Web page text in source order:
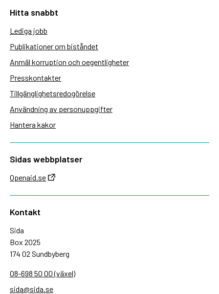
Hitta snabbt
Lediga jobb
Publikationer om biståndet
Anmäl korruption och oegentligheter
Presskontakter
Tillgänglighetsredogörelse
Användning av personuppgifter
Hantera kakor
Sidas webbplatser
Openaid.se
Kontakt
Sida
Box 2025
174 02 Sundbyberg
08-698 50 00 (växel)
sida@sida.se